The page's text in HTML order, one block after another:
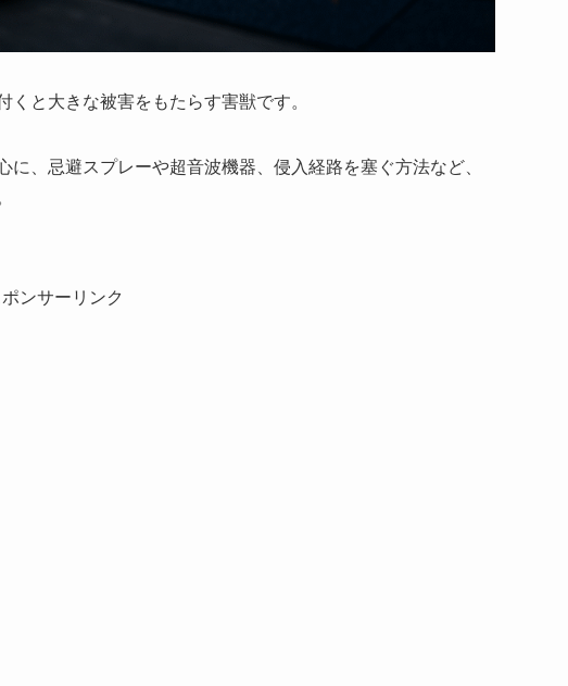
と大きな被害をもたらす害獣です。
、忌避スプレーや超音波機器、侵入経路を塞ぐ方法など、
ポンサーリンク